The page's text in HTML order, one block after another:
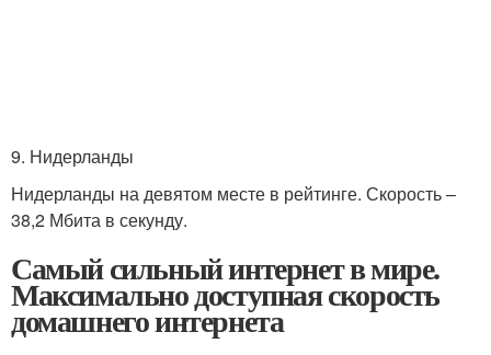
9. Нидерланды
Нидерланды на девятом месте в рейтинге. Скорость –
38,2 Мбита в секунду.
Самый сильный интернет в мире.
Максимально доступная скорость
домашнего интернета